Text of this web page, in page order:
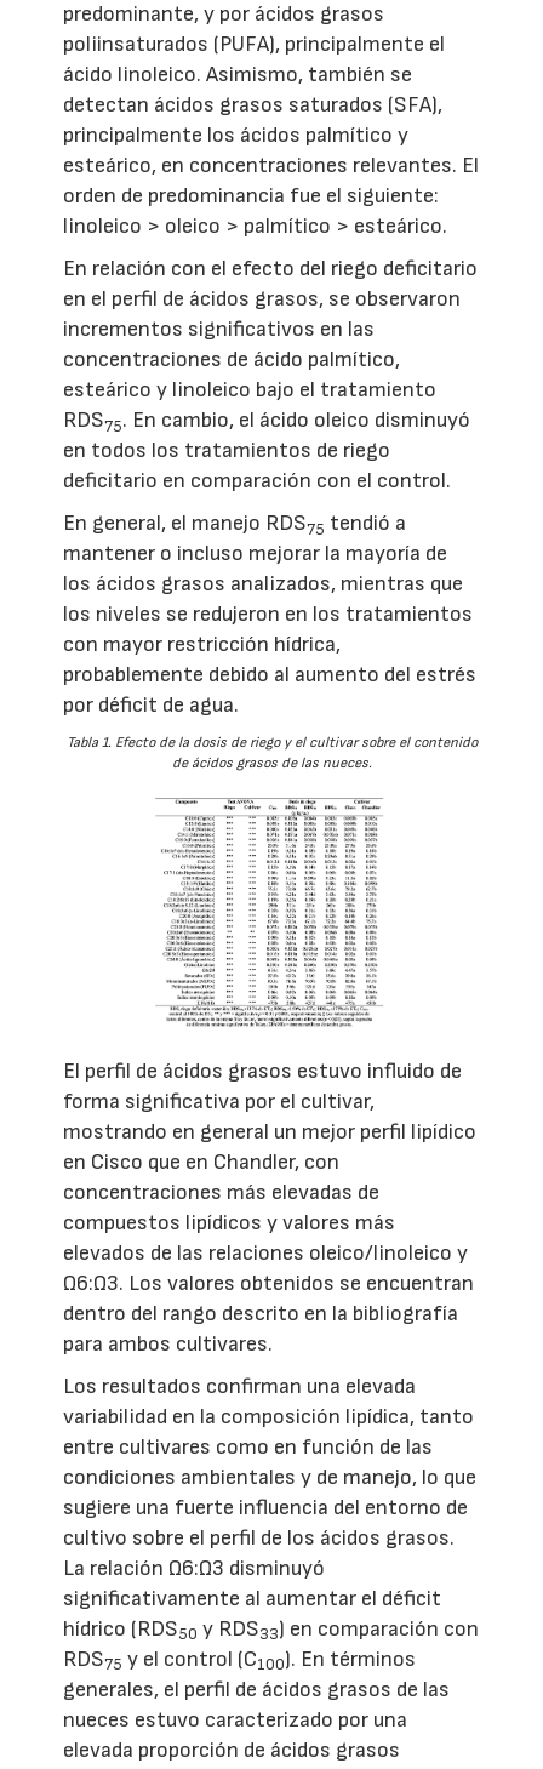
predominante, y por ácidos grasos
poliinsaturados (PUFA), principalmente el
ácido linoleico. Asimismo, también se
detectan ácidos grasos saturados (SFA),
principalmente los ácidos palmítico y
esteárico, en concentraciones relevantes. El
orden de predominancia fue el siguiente:
linoleico > oleico > palmítico > esteárico.
En relación con el efecto del riego deficitario
en el perfil de ácidos grasos, se observaron
incrementos significativos en las
concentraciones de ácido palmítico,
esteárico y linoleico bajo el tratamiento
RDS75. En cambio, el ácido oleico disminuyó
en todos los tratamientos de riego
deficitario en comparación con el control.
En general, el manejo RDS75 tendió a
mantener o incluso mejorar la mayoría de
los ácidos grasos analizados, mientras que
los niveles se redujeron en los tratamientos
con mayor restricción hídrica,
probablemente debido al aumento del estrés
por déficit de agua.
Tabla 1. Efecto de la dosis de riego y el cultivar sobre el contenido
de ácidos grasos de las nueces.
El perfil de ácidos grasos estuvo influido de
forma significativa por el cultivar,
mostrando en general un mejor perfil lipídico
en Cisco que en Chandler, con
concentraciones más elevadas de
compuestos lipídicos y valores más
elevados de las relaciones oleico/linoleico y
Ω6:Ω3. Los valores obtenidos se encuentran
dentro del rango descrito en la bibliografía
para ambos cultivares.
Los resultados confirman una elevada
variabilidad en la composición lipídica, tanto
entre cultivares como en función de las
condiciones ambientales y de manejo, lo que
sugiere una fuerte influencia del entorno de
cultivo sobre el perfil de los ácidos grasos.
La relación Ω6:Ω3 disminuyó
significativamente al aumentar el déficit
hídrico (RDS50 y RDS33) en comparación con
RDS75 y el control (C100). En términos
generales, el perfil de ácidos grasos de las
nueces estuvo caracterizado por una
elevada proporción de ácidos grasos